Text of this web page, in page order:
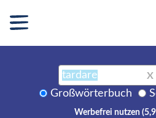
X
Großwörterbuch
Werbefrei nutzen